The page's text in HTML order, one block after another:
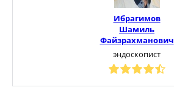
Ибрагимов
Шамиль
Файзрахманович
эндоскопист